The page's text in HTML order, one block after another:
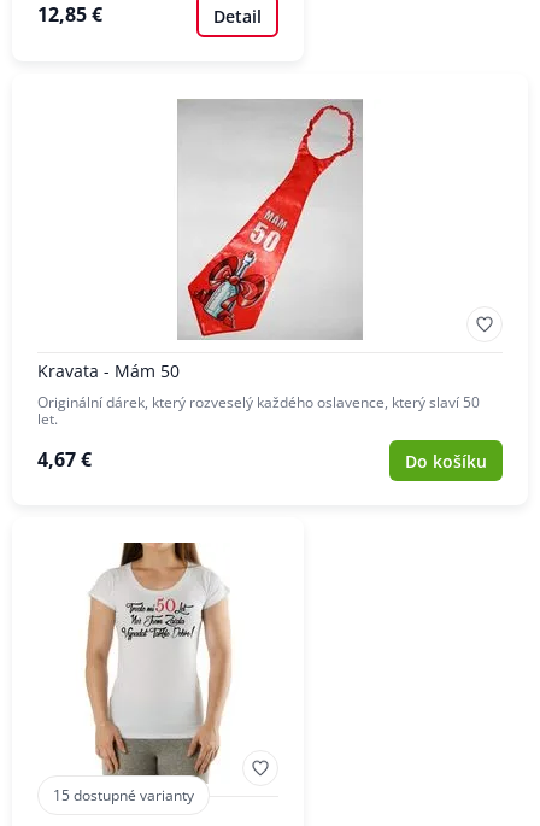
12,85 € Detail
Kravata - Mám 50
Originální dárek, který rozveselý každého oslavence, který slaví 50
let.
4,67 € Do košíku
15 dostupné varianty